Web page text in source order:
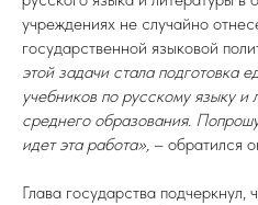
учреждениях не случайно
государственной языковой
этой задачи стала подготовка
учебников по русскому языку и
среднего образования.
идет эта работа», – обратился
Глава государства